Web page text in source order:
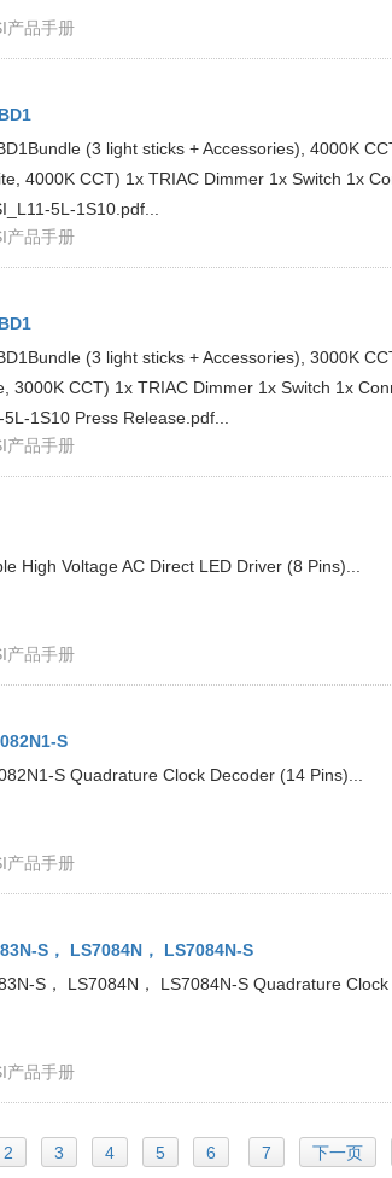
产品手册
(3 light sticks + Accessories), 4000K
4000K CCT) 1x TRIAC Dimmer 1x Switch 1x
5L-1S10.pdf...
产品手册
(3 light sticks + Accessories), 3000K
3000K CCT) 1x TRIAC Dimmer 1x Switch 1x
1S10 Press Release.pdf...
产品手册
High Voltage AC Direct LED Driver (8 Pins)...
产品手册
S
S Quadrature Clock Decoder (14 Pins)...
产品手册
S， LS7084N， LS7084N-S
S， LS7084N， LS7084N-S Quadrature Clock
产品手册
2 3 4 5 6 7 下一页